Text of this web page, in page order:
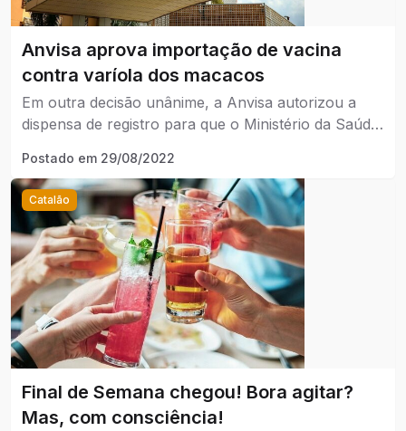
Anvisa aprova importação de vacina
contra varíola dos macacos
Em outra decisão unânime, a Anvisa autorizou a
dispensa de registro para que o Ministério da Saúde
para tratamento da mesma doença.
Postado em 29/08/2022
Catalão
Final de Semana chegou! Bora agitar?
Mas, com consciência!